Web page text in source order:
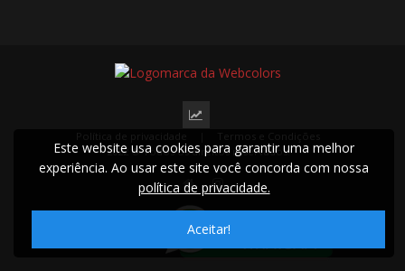
2022 © Todos os direitos reservados.
Este website usa cookies para garantir uma melhor
experiência. Ao usar este site você concorda com nossa
política de privacidade.
Aceitar!